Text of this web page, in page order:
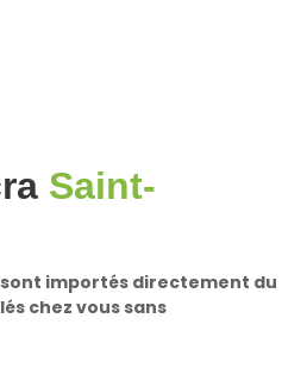
Saint-
importés directement du
chez vous sans